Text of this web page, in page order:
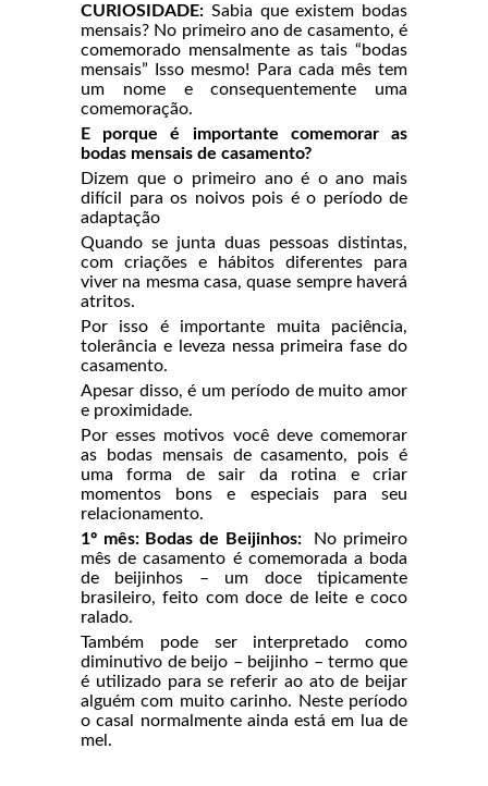
CURIOSIDADE: Sabia que existem bodas
mensais? No primeiro ano de casamento, é
comemorado mensalmente as tais “bodas
mensais” Isso mesmo! Para cada mês tem
um nome e consequentemente uma
comemoração.
E porque é importante comemorar as
bodas mensais de casamento?
Dizem que o primeiro ano é o ano mais
difícil para os noivos pois é o período de
adaptação
Quando se junta duas pessoas distintas,
com criações e hábitos diferentes para
viver na mesma casa, quase sempre haverá
atritos.
Por isso é importante muita paciência,
tolerância e leveza nessa primeira fase do
casamento.
Apesar disso, é um período de muito amor
e proximidade.
Por esses motivos você deve comemorar
as bodas mensais de casamento, pois é
uma forma de sair da rotina e criar
momentos bons e especiais para seu
relacionamento.
1º mês: Bodas de Beijinhos:
No primeiro
mês de casamento é comemorada a boda
de beijinhos – um doce tipicamente
brasileiro, feito com doce de leite e coco
ralado.
Também pode ser interpretado como
diminutivo de beijo – beijinho – termo que
é utilizado para se referir ao ato de beijar
alguém com muito carinho. Neste período
o casal normalmente ainda está em lua de
mel.